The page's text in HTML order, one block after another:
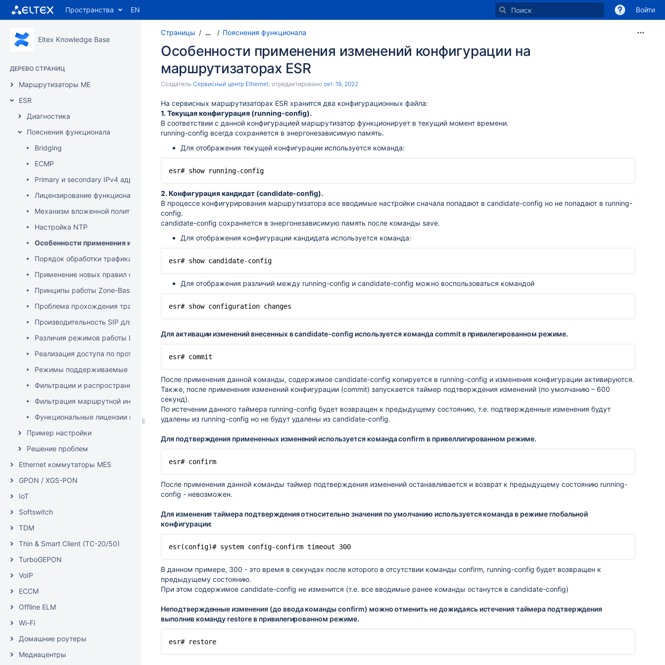
Пространства EN Войти
Eltex Knowledge Base
ДЕРЕВО СТРАНИЦ
Маршрутизаторы ME
ESR
Диагностика
Пояснения функционала
Bridging
ECMP
Primary и secondary IPv4 адреса на интерфейсах ESR
Лицензирование функционала IDS/IPS
Механизм вложенной политики в иерархическом QOS
Настройка NTP
Особенности применения изменений конфигурации на маршрутизаторах ESR
Порядок обработки трафика межзоновыми правилами firewall
Применение новых правил обработки трафика в Firewall
Принципы работы Zone-Based Stateful Firewall
Проблема прохождения трафика при асимметричной маршрутизации
Производительность SIP для ESR-12/14V(F)
Различия режимов работы L2-интерфейса access/trunk/general
Реализация доступа по протоколу ssh
Режимы поддерживаемые физическими интерфейсами сервисных маршрутизаторов ESR
Фильтрации и распространение маршрутной информации в маршрутизаторах ESR
Фильтрация маршрутной информации на основе префиксов
Функциональные лицензии на сервисные маршрутизаторы ESR
Пример настройки
Решение проблем
Ethernet коммутаторы MES
GPON / XGS-PON
IoT
Softswitch
TDM
Thin & Smart Client (TC-20/50)
TurboGEPON
VoIP
ECCM
Offline ELM
Wi-Fi
Домашние роутеры
Медиацентры
Страницы … Пояснения функционала
Особенности применения изменений конфигурации на
маршрутизаторах ESR
Создатель Сервисный центр Ethernet, отредактировано окт. 19, 2022
На сервисных маршрутизаторах ESR хранится два конфигурационных файла:​
1. Текущая конфигурация (running-config).​
В соответствии с данной конфигурацией маршрутизатор функционирует в текущий момент времени.​
running-config всегда сохраняется в энергонезависимую память.​
Для отображения текущей конфигурации используется команда:​
esr# show running-config​
2. Конфигурация кандидат (candidate-config).​
В процессе конфигурирования маршрутизатора все вводимые настройки сначала попадают в candidate-config но не попадают в running-
config.
candidate-config сохраняется в энергонезависимую память после команды save.​
Для отображения конфигурации кандидата используется команда:​
esr# show candidate-config​
Для отображения различий между running-config​ и candidate-config​ можно воспользоваться командой
esr# show configuration changes
Для активации изменений внесенных в candidate-config используется команда commit в привилегированном режиме.
esr# commit
После применения данной команды, содержимое candidate-config копируется в running-config и изменения конфигурации активируются.​
Также, после применения изменений конфигурации (commit) запускается таймер подтверждения изменений (по умолчанию – 600
секунд).
По истечении данного таймера running-config будет возвращен к предыдущему состоянию, т.е. подтвержденные изменения будут
удалены из running-config но не будут удалены из candidate-config.​
Для подтверждения примененных изменений используется команда confirm в привеллигированном режиме.
esr# confirm
После применения данной команды таймер подтверждения изменений останавливается и возврат к предыдущему состоянию running-
config - невозможен.
Для изменения таймера подтверждения относительно значения по умолчанию используется команда в режиме глобальной
конфигурации:
esr(config)# system config-confirm timeout 300
В данном примере, 300 - это время в секундах после которого в отсутствии команды confirm, running-config будет возвращен к
предыдущему состоянию.
При этом содержимое candidate-config не изменится (т.е. все вводимые ранее команды останутся в candidate-config)
Неподтвержденные изменения (до ввода команды confirm) можно отменить не дожидаясь истечения таймера подтверждения
выполнив команду restore в привилегированном режиме.
esr# restore